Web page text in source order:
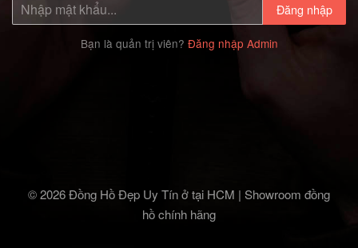
Đăng nhập
Bạn là quản trị viên? Đăng nhập Admin
© 2026 Đồng Hồ Đẹp Uy Tín ở tại HCM | Showroom đồng
hồ chính hãng‎